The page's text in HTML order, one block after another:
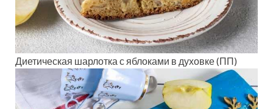
Диетическая шарлотка с яблоками в духовке (ПП)